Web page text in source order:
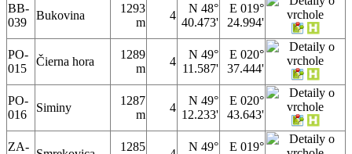
BB-
039
Bukovina
1293
m
4
N 48°
40.473'
E 019°
24.994'
PO-
015
Čierna hora
1289
m
4
N 49°
11.587'
E 020°
37.444'
PO-
016
Siminy
1287
m
4
N 49°
12.233'
E 020°
43.643'
ZA-
1285
N 49°
E 019°